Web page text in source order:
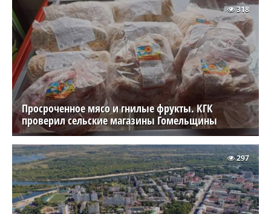
Просроченное мясо и гнилые фрукты. КГК
проверил сельские магазины Гомельщины
318
297